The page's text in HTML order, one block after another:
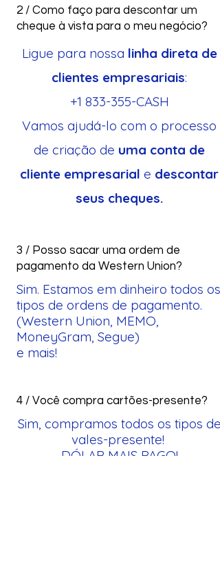
2 / Como faço para descontar um
cheque à vista para o meu negócio?
Ligue para nossa linha direta de
clientes empresariais:
+1 833-355-CASH
Vamos ajudá-lo com o processo
de criação de uma conta de
cliente empresarial e descontar
seus cheques.
3 / Posso sacar uma ordem de
pagamento da Western Union?
Sim. Estamos em dinheiro todos os
tipos de ordens de pagamento.
(Western Union, MEMO,
MoneyGram, Segue)
e mais!
4 / Você compra cartões-presente?
Sim, compramos todos os tipos de
vales-presente!
DÓLAR MAIS PAGO!